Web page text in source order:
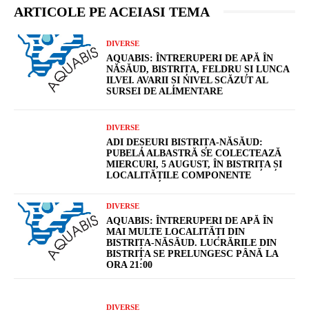
ARTICOLE PE ACEIASI TEMA
DIVERSE
AQUABIS: ÎNTRERUPERI DE APĂ ÎN
NĂSĂUD, BISTRIȚA, FELDRU ȘI LUNCA
ILVEI. AVARII ȘI NIVEL SCĂZUT AL
SURSEI DE ALIMENTARE
DIVERSE
ADI DEȘEURI BISTRIȚA-NĂSĂUD:
PUBELA ALBASTRĂ SE COLECTEAZĂ
MIERCURI, 5 AUGUST, ÎN BISTRIȚA ȘI
LOCALITĂȚILE COMPONENTE
DIVERSE
AQUABIS: ÎNTRERUPERI DE APĂ ÎN
MAI MULTE LOCALITĂȚI DIN
BISTRIȚA-NĂSĂUD. LUCRĂRILE DIN
BISTRIȚA SE PRELUNGESC PÂNĂ LA
ORA 21:00
DIVERSE